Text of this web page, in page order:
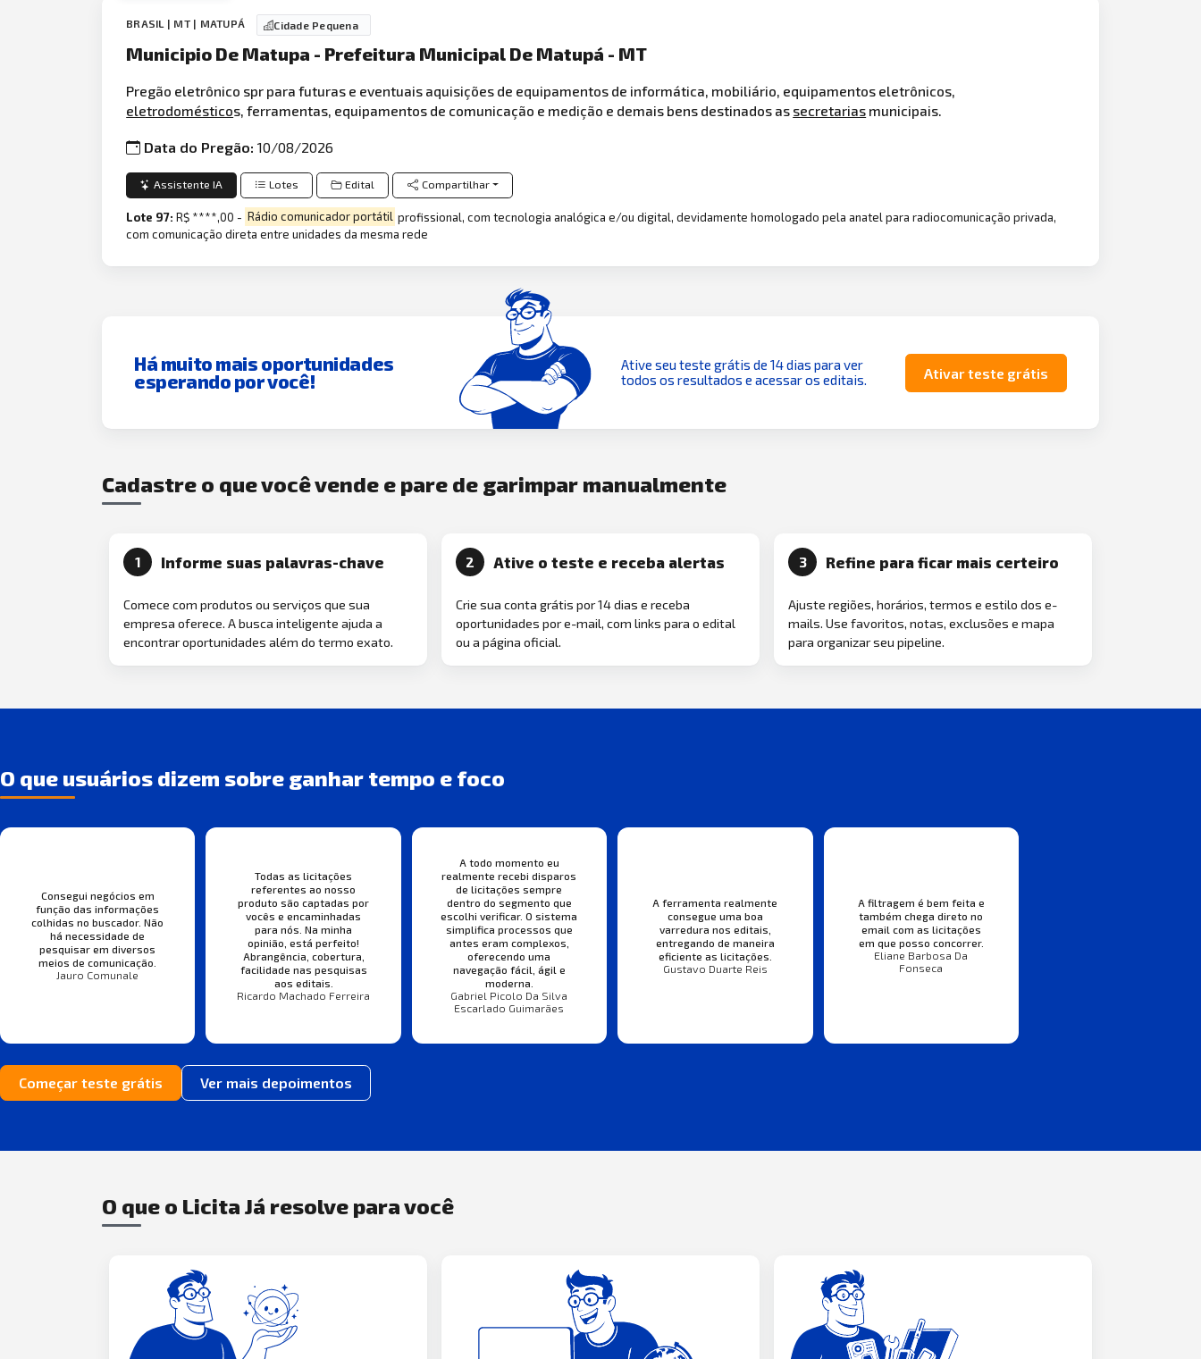
BRASIL | MT | MATUPÁ Cidade Pequena
Municipio De Matupa - Prefeitura Municipal De Matupá - MT
Pregão eletrônico spr para futuras e eventuais aquisições de equipamentos de informática, mobiliário, equipamentos eletrônicos,
eletrodomésticos, ferramentas, equipamentos de comunicação e medição e demais bens destinados as secretarias municipais.
Data do Pregão:10/08/2026
Assistente IA Lotes Edital Compartilhar
Lote 97:R$ ****,00 - Rádio comunicador portátil profissional, com tecnologia analógica e/ou digital, devidamente homologado pela anatel para radiocomunicação privada,
com comunicação direta entre unidades da mesma rede
Há muito mais oportunidades
esperando por você!
Ative seu teste grátis de 14 dias para ver
todos os resultados e acessar os editais.
Ativar teste grátis
Cadastre o que você vende e pare de garimpar manualmente
1 Informe suas palavras-chave
Comece com produtos ou serviços que sua
empresa oferece. A busca inteligente ajuda a
encontrar oportunidades além do termo exato.
2 Ative o teste e receba alertas
Crie sua conta grátis por 14 dias e receba
oportunidades por e-mail, com links para o edital
ou a página oficial.
3 Refine para ficar mais certeiro
Ajuste regiões, horários, termos e estilo dos e-
mails. Use favoritos, notas, exclusões e mapa
para organizar seu pipeline.
O que usuários dizem sobre ganhar tempo e foco
Consegui negócios em
função das informações
colhidas no buscador. Não
há necessidade de
pesquisar em diversos
meios de comunicação.
Jauro Comunale
Todas as licitações
referentes ao nosso
produto são captadas por
vocês e encaminhadas
para nós. Na minha
opinião, está perfeito!
Abrangência, cobertura,
facilidade nas pesquisas
aos editais.
Ricardo Machado Ferreira
A todo momento eu
realmente recebi disparos
de licitações sempre
dentro do segmento que
escolhi verificar. O sistema
simplifica processos que
antes eram complexos,
oferecendo uma
navegação fácil, ágil e
moderna.
Gabriel Picolo Da Silva
Escarlado Guimarães
A ferramenta realmente
consegue uma boa
varredura nos editais,
entregando de maneira
eficiente as licitações.
Gustavo Duarte Reis
A filtragem é bem feita e
também chega direto no
email com as licitações
em que posso concorrer.
Eliane Barbosa Da
Fonseca
Começar teste grátis Ver mais depoimentos
O que o Licita Já resolve para você